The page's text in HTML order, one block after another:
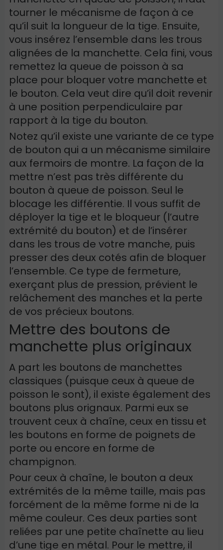
tourner le mécanisme de façon à ce
qu’il suit la longueur de la tige. Ensuite,
vous insérez l’ensemble dans les trous
alignées de la manchette. Cela fini, vous
remettez la queue de poisson à sa
place pour bloquer votre manchette et
le bouton. Cela veut dire qu’il doit revenir
à une position perpendiculaire par
rapport à la tige du bouton.
Notez qu’il existe une variante de ce type
de bouton qui a un mécanisme similaire
aux fermoirs de montre. La façon de la
mettre n’est pas très différente du
bouton à queue de poisson. Seul le
blocage les différentie. Il vous suffit de
déployer la tige et le bloqueur (l’autre
extrémité du bouton) et de l’insérer
dans les trous de votre manche, puis
presser des deux cotés afin de bloquer
l’ensemble. Ce type de fermeture,
exerçant plus de pression, prévient le
relâchement des manches et la perte
de vos précieux boutons.
Mettre des boutons de
manchette plus originaux
A part les boutons de manchettes
classiques (puisque ceux à queue de
poisson le sont), il existe également des
boutons plus orignaux. Parmi eux se
trouvent ceux à chaîne, ceux en tissu et
les boutons en forme de poignets de
porte ou encore en forme de
champignon.
Pour ceux à chaîne, le bouton a deux
extrémités de la même taille, mais pas
forcément de la même forme ni de la
même couleur. Ces deux parties sont
reliées par une petite chaînette au lieu
d’une tige en métal. Pour le mettre, il